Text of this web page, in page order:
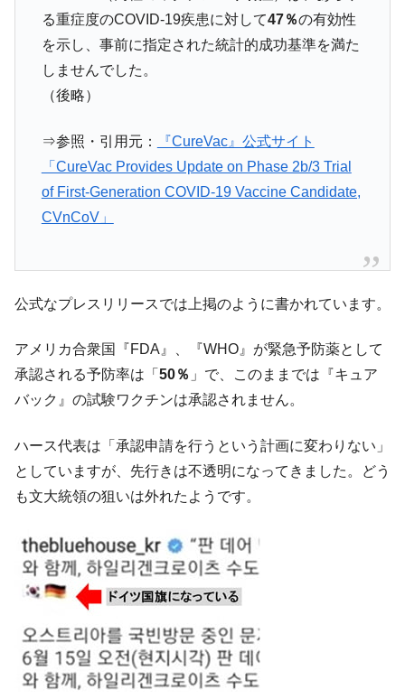
『Money1』
【速報】韓国株式市場の暴落・本日07月29
日(水)もサイドカー・サーキットブレイカーの二段コンボ
発動！
『Money1』
IT産業は人を雇用する効果は低い。全産業の
半分未満しか雇用を生まない
のは政界の責任だ」
『Money1』
韓国「2026年1Q 資金循環統計」面白い結果
に。
『Money1』
韓国化学企業最大手『ロッテケミカル』純
レイカーも発動！ 半導体2銘柄の暴落
Fact1
日本の誇る海洋資源調査船『白嶺』は先進技術の
塊！
Fact1
夏の甲子園、優勝校を最も多く輩出している都道
今話題の「楽天ライオンズ」とは？
Fact1 奇跡の毛色「白毛馬」とは？
える賞金とは？
Fact1 平成仮面ライダーの意外すぎるモチーフとは？
Fact1
発表から2日で大崩壊、鳴かず飛ばずに終わりそう
Fact1
日本人マスターズ挑戦の歴史。松山以前に最高位
だった選手とは？
る重症度のCOVID-19疾患に対して47％の有効性
を示し、事前に指定された統計的成功基準を満た
しませんでした。
（後略）
⇒参照・引用元：
『CureVac』公式サイト
「CureVac Provides Update on Phase 2b/3 Trial
of First-Generation COVID-19 Vaccine Candidate,
CVnCoV」
公式なプレスリリースでは上掲のように書かれています。
アメリカ合衆国『FDA』、『WHO』が緊急予防薬として
承認される予防率は「 50％ 」で、このままでは『キュア
バック』の試験ワクチンは承認されません。
ハース代表は「承認申請を行うという計画に変わりない」
としていますが、先行きは不透明になってきました。どう
も文大統領の狙いは外れたようです。